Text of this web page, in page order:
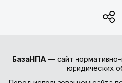
БазаНПА — сайт нормативно-
юридических